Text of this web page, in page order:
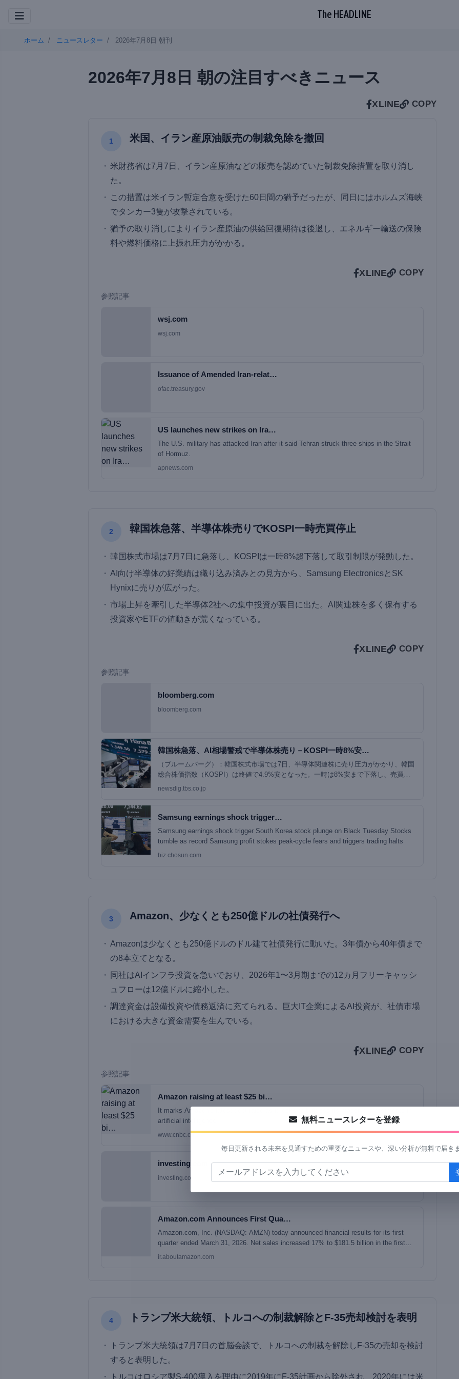
The HEADLINE
ホーム ニュースレター 2026年7月8日 朝刊
2026年7月8日 朝の注目すべきニュース
XLINE COPY
1 米国、イラン産原油販売の制裁免除を撤回
米財務省は7月7日、イラン産原油などの販売を認めていた制裁免除措置を取り消し
た。
この措置は米イラン暫定合意を受けた60日間の猶予だったが、同日にはホルムズ海峡
でタンカー3隻が攻撃されている。
猶予の取り消しによりイラン産原油の供給回復期待は後退し、エネルギー輸送の保険
料や燃料価格に上振れ圧力がかかる。
XLINE COPY
参照記事
wsj.com
wsj.com
Issuance of Amended Iran-relat…
ofac.treasury.gov
US launches new strikes on Ira…
The U.S. military has attacked Iran after it said Tehran struck three ships in the Strait
of Hormuz.
apnews.com
2 韓国株急落、半導体株売りでKOSPI一時売買停止
韓国株式市場は7月7日に急落し、KOSPIは一時8%超下落して取引制限が発動した。
AI向け半導体の好業績は織り込み済みとの見方から、Samsung ElectronicsとSK
Hynixに売りが広がった。
市場上昇を牽引した半導体2社への集中投資が裏目に出た。AI関連株を多く保有する
投資家やETFの値動きが荒くなっている。
XLINE COPY
参照記事
bloomberg.com
bloomberg.com
韓国株急落、AI相場警戒で半導体株売り－KOSPI一時8%安…
（ブルームバーグ）：韓国株式市場では7日、半導体関連株に売り圧力がかかり、韓国
総合株価指数（KOSPI）は終値で4.9%安となった。一時は8%安まで下落し、売買が
一時停止された。アジア株式相場ではこの日、半導体…
newsdig.tbs.co.jp
Samsung earnings shock trigger…
Samsung earnings shock trigger South Korea stock plunge on Black Tuesday Stocks
tumble as record Samsung profit stokes peak-cycle fears and triggers trading halts
biz.chosun.com
3 Amazon、少なくとも250億ドルの社債発行へ
Amazonは少なくとも250億ドルのドル建て社債発行に動いた。3年債から40年債まで
の8本立てとなる。
同社はAIインフラ投資を急いでおり、2026年1〜3月期までの12カ月フリーキャッシ
ュフローは12億ドルに縮小した。
調達資金は設備投資や債務返済に充てられる。巨大IT企業によるAI投資が、社債市場
における大きな資金需要を生んでいる。
XLINE COPY
参照記事
Amazon raising at least $25 bi…
It marks Amazon's latest debt raise as it looks to buttress its massive investments in
artificial intelligence.
www.cnbc.com
investing.com
investing.com
Amazon.com Announces First Qua…
Amazon.com, Inc. (NASDAQ: AMZN) today announced financial results for its first
quarter ended March 31, 2026. Net sales increased 17% to $181.5 billion in the first
quarter, compared with $155.7 billion in first quarter 2025. Excluding the $2.9 billion
ir.aboutamazon.com
4 トランプ米大統領、トルコへの制裁解除とF-35売却検討を表明
トランプ米大統領は7月7日の首脳会談で、トルコへの制裁を解除しF-35の売却を検討
すると表明した。
トルコはロシア製S-400導入を理由に2019年にF-35計画から除外され、2020年には米
無料ニュースレターを登録
毎日更新される未来を見通すための重要なニュースや、深い分析が無料で届き